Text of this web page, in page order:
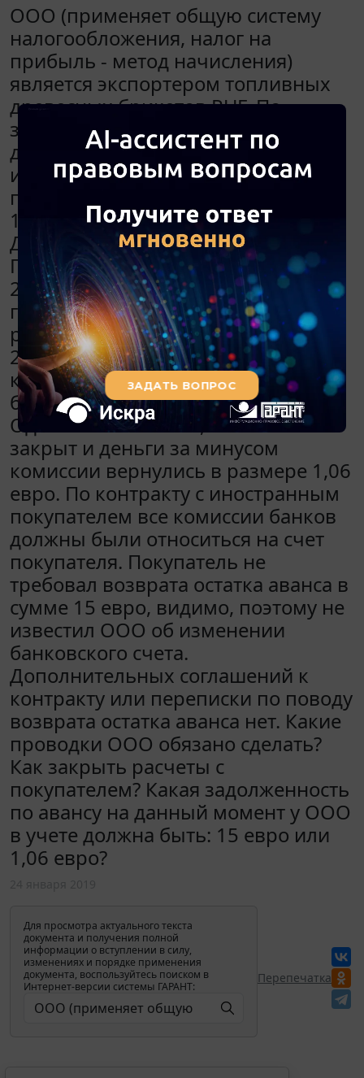
ООО (применяет общую систему
налогообложения, налог на
прибыль - метод начисления)
является экспортером топливных
древесных брикетов RUF. По
заключенному контракту, который
действует до 31.12.2018,
иностранный контрагент перевел
по инвойсу предоплату больше на
15 евро. Была сделана проводка:
Дебет 52 Кредит 62,22 (аванс).
Последняя отгрузка была в июне
2018 года, а оплата - в мае 2018
года. В декабре 2018 года ООО
решило закрыть расчеты.
21.12.2018 вернули этому
контрагенту на его счет, с которого
были получены излишние 15 евро.
Однако выяснилось, что счет
закрыт и деньги за минусом
комиссии вернулись в размере 1,06
евро. По контракту с иностранным
покупателем все комиссии банков
должны были относиться на счет
покупателя. Покупатель не
требовал возврата остатка аванса в
сумме 15 евро, видимо, поэтому не
известил ООО об изменении
банковского счета.
Дополнительных соглашений к
контракту или переписки по поводу
возврата остатка аванса нет. Какие
проводки ООО обязано сделать?
Как закрыть расчеты с
покупателем? Какая задолженность
по авансу на данный момент у ООО
в учете должна быть: 15 евро или
1,06 евро?
Для просмотра актуального текста
документа и получения полной
информации о вступлении в силу,
изменениях и порядке применения
документа, воспользуйтесь поиском в
Интернет-версии системы ГАРАНТ:
Перепечатка